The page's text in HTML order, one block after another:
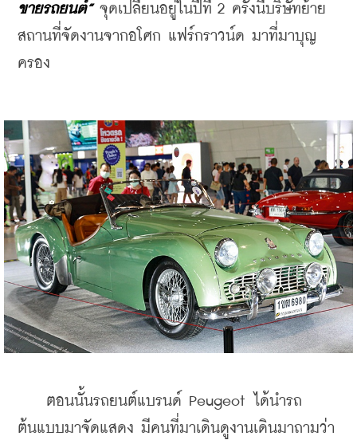
ขายรถยนต์” จุดเปลี่ยนอยู่ในปีที่ 2 ครั้งนี้บริษัทย้าย
สถานที่จัดงานจากอโศก แฟร์กราวน์ด มาที่มาบุญ
ครอง
ตอนนั้นรถยนต์แบรนด์ Peugeot ได้นำรถ
ต้นแบบมาจัดแสดง มีคนที่มาเดินดูงานเดินมาถามว่า